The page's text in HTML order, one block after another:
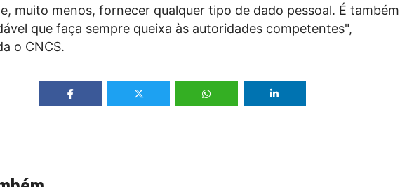
muito menos, fornecer qualquer tipo de dado pessoal. É também
que faça sempre queixa às autoridades competentes",
o CNCS.